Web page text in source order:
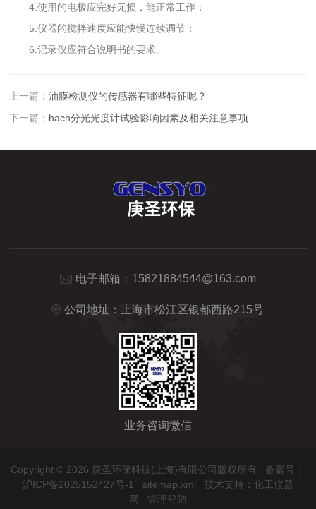
4.使用的电极应完好无损，能正常工作；
5.仪器的搅拌速度应能快慢连续调节；
6.记录仪应符合说明书的要求。
上一篇：油膜检测仪的传感器有哪些特征呢？
下一篇： hach分光光度计试验影响因素及相关注意事项
电子邮箱： 15821884544@163.com
公司地址：上海市松江区银都西路215号
业务咨询微信
Copyright © 2026 庚圣环保科技(上海)有限公司版权所有 备案号：
沪ICP备2025152427号-1
sitemap.xml 技术支持： 化工仪器
网
管理登陆